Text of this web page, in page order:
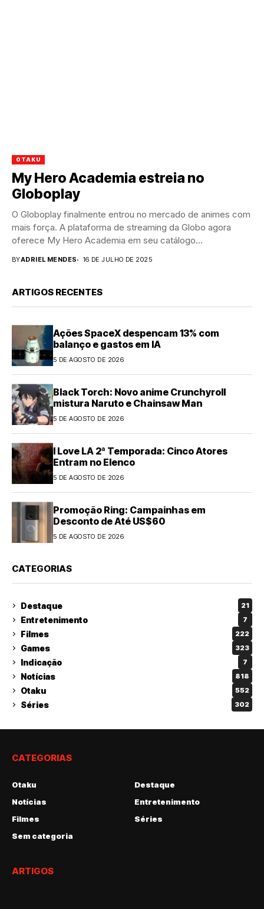
OTAKU
My Hero Academia estreia no
Globoplay
O Globoplay finalmente entrou no mercado de animes com
mais força. A plataforma de streaming da Globo agora
oferece My Hero Academia em seu catálogo...
BYADRIEL MENDES 16 DE JULHO DE 2025
ARTIGOS RECENTES
Ações SpaceX despencam 13% com
balanço e gastos em IA
5 DE AGOSTO DE 2026
Black Torch: Novo anime Crunchyroll
mistura Naruto e Chainsaw Man
5 DE AGOSTO DE 2026
I Love LA 2ª Temporada: Cinco Atores
Entram no Elenco
5 DE AGOSTO DE 2026
Promoção Ring: Campainhas em
Desconto de Até US$60
5 DE AGOSTO DE 2026
CATEGORIAS
Destaque 21
Entretenimento 7
Filmes 222
Games 323
Indicação 7
Notícias 818
Otaku 552
Séries 302
CATEGORIAS
Otaku
Destaque
Notícias
Entretenimento
Filmes
Séries
Sem categoria
ARTIGOS